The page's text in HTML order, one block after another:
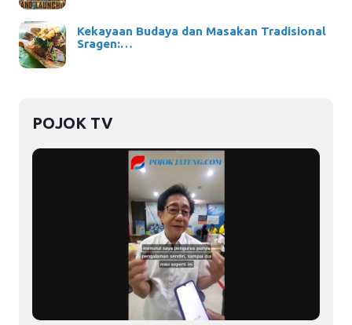
Kekayaan Budaya dan Masakan Tradisional
Sragen:…
POJOK TV